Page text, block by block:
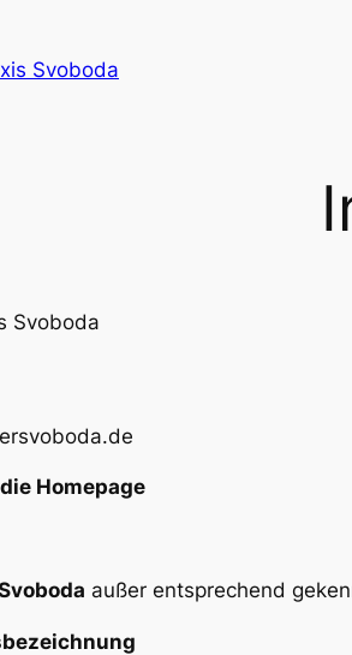
Svoboda
Svoboda
Homepage
außer entsprechend